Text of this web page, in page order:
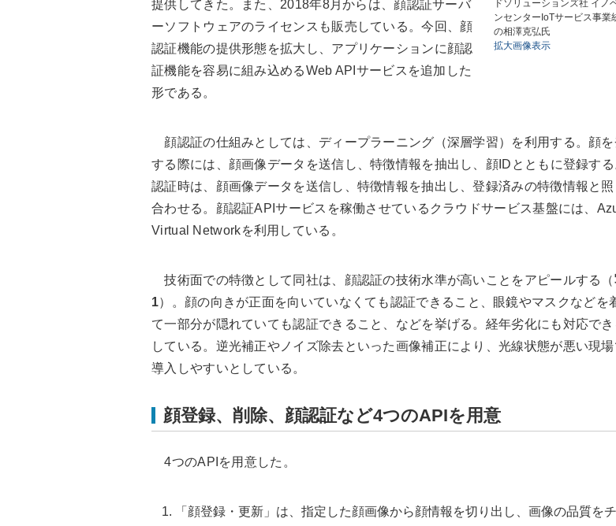
ドソリューションズ社 イノ
ンセンターIoTサービス事業
の相澤克弘氏
拡大画像表示
提供してきた。また、2018年8月からは、顔認証サーバ
ーソフトウェアのライセンスも販売している。今回、顔
認証機能の提供形態を拡大し、アプリケーションに顔認
証機能を容易に組み込めるWeb APIサービスを追加した
形である。
顔認証の仕組みとしては、ディープラーニング（深層学習）を利用する。顔
する際には、顔画像データを送信し、特徴情報を抽出し、顔IDとともに登録す
認証時は、顔画像データを送信し、特徴情報を抽出し、登録済みの特徴情報と照
合わせる。顔認証APIサービスを稼働させているクラウドサービス基盤には、
Virtual Networkを利用している。
技術面での特徴として同社は、顔認証の技術水準が高いことをアピールする（
1）。顔の向きが正面を向いていなくても認証できること、眼鏡やマスクなどを
て一部分が隠れていても認証できること、などを挙げる。経年劣化にも対応でき
している。逆光補正やノイズ除去といった画像補正により、光線状態が悪い現場
導入しやすいとしている。
顔登録、削除、顔認証など4つのAPIを用意
4つのAPIを用意した。
「顔登録・更新」は、指定した顔画像から顔情報を切り出し、画像の品質を